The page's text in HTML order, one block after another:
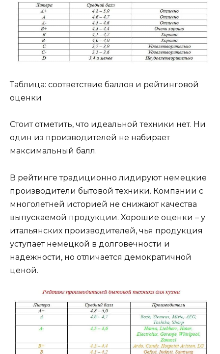
Таблица: соответствие баллов и рейтинговой
оценки
Стоит отметить, что идеальной техники нет. Ни
один из производителей не набирает
максимальный балл.
В рейтинге традиционно лидируют немецкие
производители бытовой техники. Компании с
многолетней историей не снижают качества
выпускаемой продукции. Хорошие оценки – у
итальянских производителей, чья продукция
уступает немецкой в долговечности и
надежности, но отличается демократичной
ценой.